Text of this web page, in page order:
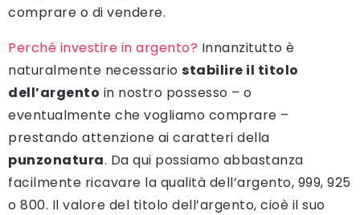
comprare o di vendere.
Perché investire in argento? Innanzitutto è
naturalmente necessario stabilire il titolo
dell’argento in nostro possesso – o
eventualmente che vogliamo comprare –
prestando attenzione ai caratteri della
punzonatura. Da qui possiamo abbastanza
facilmente ricavare la qualità dell’argento, 999, 925
o 800. Il valore del titolo dell’argento, cioè il suo